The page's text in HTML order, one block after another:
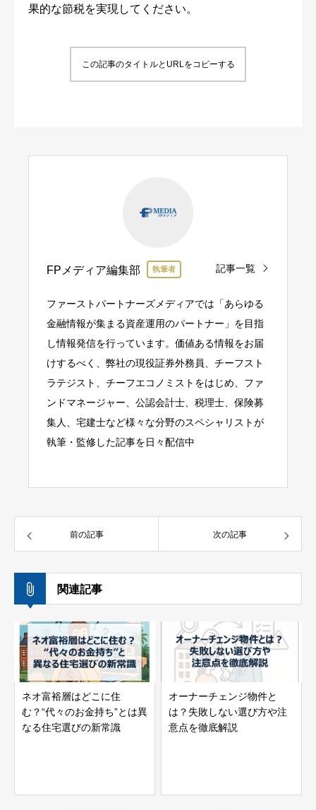
果的な節税を実現してください。
この記事のタイトルとURLをコピーする
FPメディア編集部 執筆者 記事一覧
ファーストパートナーズメディアでは「あらゆる
金融情報が集まる資産運用のパートナー」を目指
し情報発信を行っています。価値ある情報をお届
けするべく、弊社の現役証券外務員、チーフスト
ラテジスト、チーフエコノミストをはじめ、ファ
ンドマネージャー、公認会計士、税理士、保険募
集人、宅建士など様々な分野のスペシャリストが
執筆・監修した記事を日々配信中
前の記事 次の記事
関連記事
ネオ富裕層はどこに住
む？“代々のお金持ち”とは異
なる住宅選びの新常識
オーナーチェンジ物件と
は？失敗しない選び方や注
意点を徹底解説